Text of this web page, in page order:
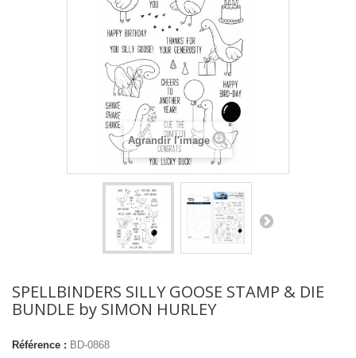
Agrandir l'image
SPELLBINDERS SILLY GOOSE STAMP & DIE
BUNDLE by SIMON HURLEY
Référence : BD-0868